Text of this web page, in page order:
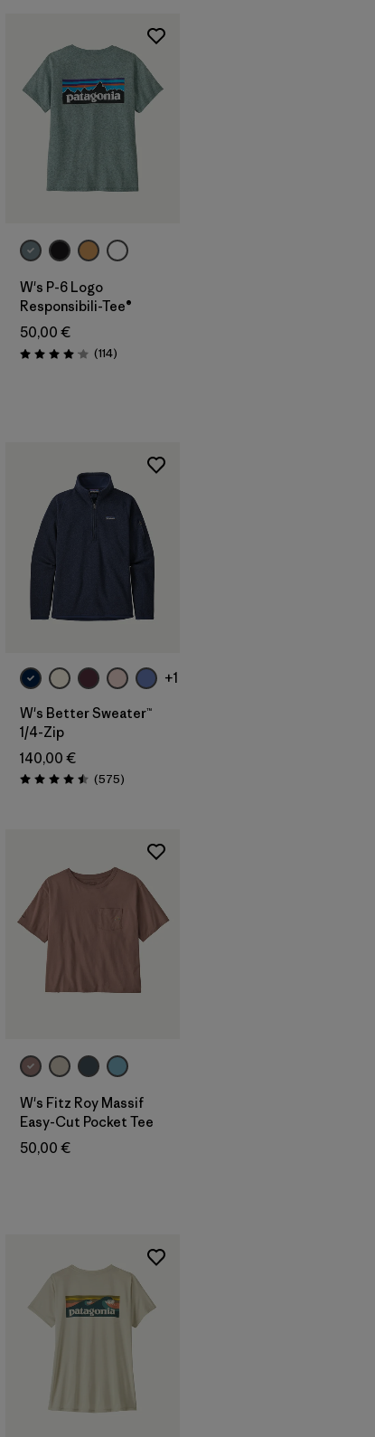
W's P-6 Logo
Responsibili-Tee®
50,00 €
Évaluation: 4.0 / 5
(114Avis
)
+1
W's Better Sweater™
1/4-Zip
140,00 €
Évaluation: 4.5 / 5
(575Avis
)
W's Fitz Roy Massif
Easy-Cut Pocket Tee
50,00 €